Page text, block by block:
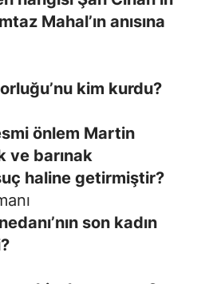
Mahal’ın anısına
kim kurdu?
önlem Martin
ve barınak
haline getirmiştir?
son kadın